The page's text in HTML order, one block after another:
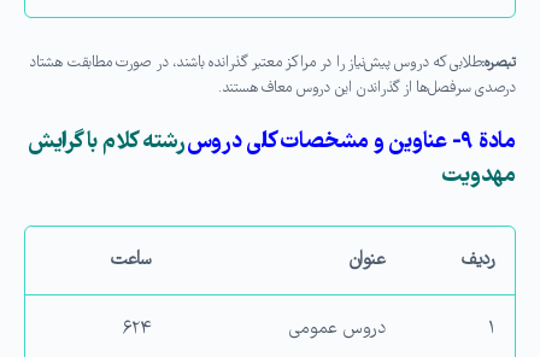
تبصره:طلابی كه دروس پیش‌نیاز را در مراكز معتبر گذرانده باشند، در صورت مطابقت هشتاد
درصدی سرفصل‌ها از گذراندن این دروس معاف هستند.
مادة ۹- عناوین و مشخصات كلی دروس
رشته كلام با گرایش
مهدویت
ردیف عنوان ساعت
۱ دروس عمومی ۶۲۴